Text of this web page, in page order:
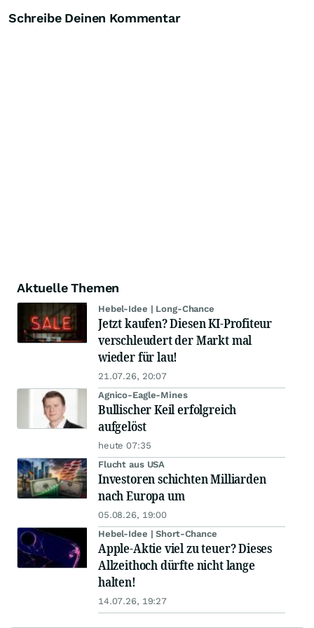
Schreibe Deinen Kommentar
Aktuelle Themen
Hebel-Idee | Long-Chance
Jetzt kaufen? Diesen KI-Profiteur
verschleudert der Markt mal
wieder für lau!
21.07.26, 20:07
Agnico-Eagle-Mines
Bullischer Keil erfolgreich
aufgelöst
heute 07:35
Flucht aus USA
Investoren schichten Milliarden
nach Europa um
05.08.26, 19:00
Hebel-Idee | Short-Chance
Apple-Aktie viel zu teuer? Dieses
Allzeithoch dürfte nicht lange
halten!
14.07.26, 19:27